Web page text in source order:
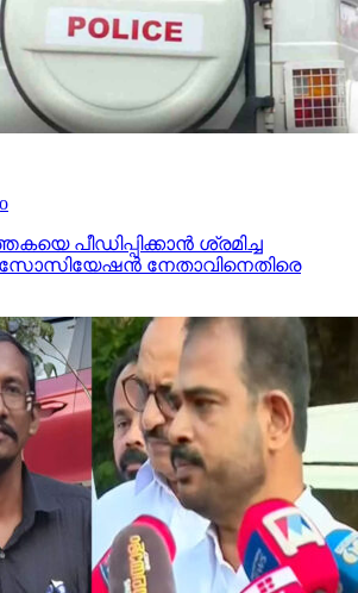
പീഡിപ്പിക്കാന്‍ ശ്രമിച്ച
നേതാവിനെതിരെ